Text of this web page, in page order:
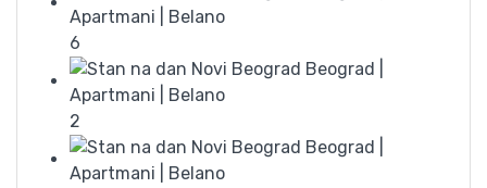
6
2